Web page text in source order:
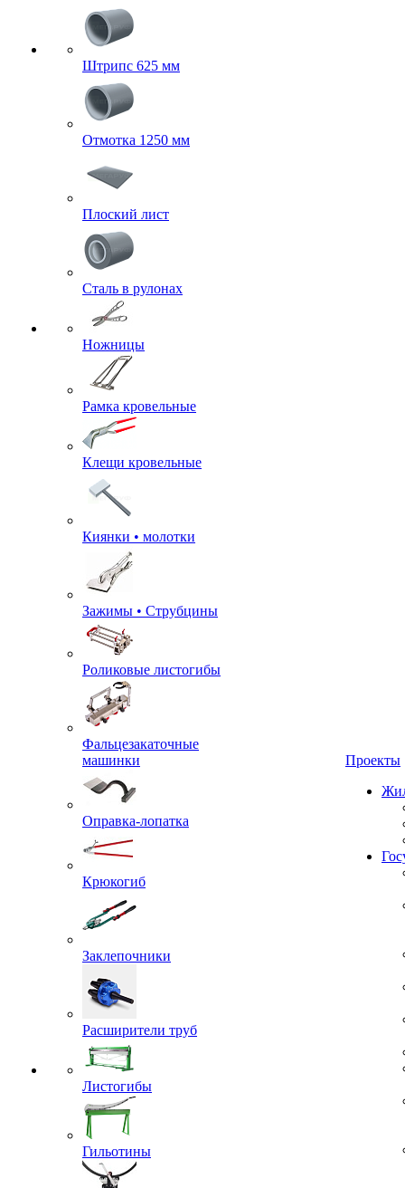
Штрипс 625 мм
Отмотка 1250 мм
Плоский лист
Сталь в рулонах
Ножницы
Рамка кровельные
Клещи кровельные
Киянки • молотки
Зажимы • Струбцины
Роликовые листогибы
Фальцезакаточные
машинки
Оправка-лопатка
Крюкогиб
Заклепочники
Расширители труб
Листогибы
Гильотины
Проекты